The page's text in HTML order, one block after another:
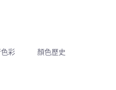
彩 顏色歷史